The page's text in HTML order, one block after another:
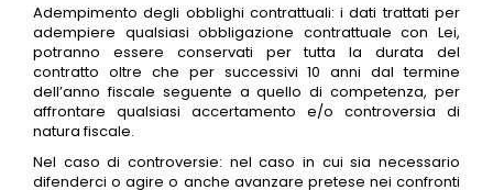
Adempimento degli obblighi contrattuali: i dati trattati per
adempiere qualsiasi obbligazione contrattuale con Lei,
potranno essere conservati per tutta la durata del
contratto oltre che per successivi 10 anni dal termine
dell’anno fiscale seguente a quello di competenza, per
affrontare qualsiasi accertamento e/o controversia di
natura fiscale.
Nel caso di controversie: nel caso in cui sia necessario
difenderci o agire o anche avanzare pretese nei confronti